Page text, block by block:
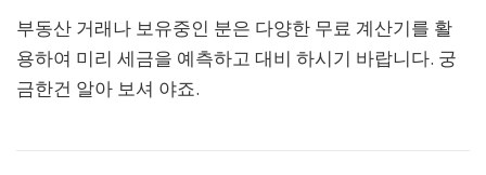
부동산 거래나 보유중인 분은 다양한 무료 계산기를 활
용하여 미리 세금을 예측하고 대비 하시기 바랍니다. 궁
금한건 알아 보셔 야죠.